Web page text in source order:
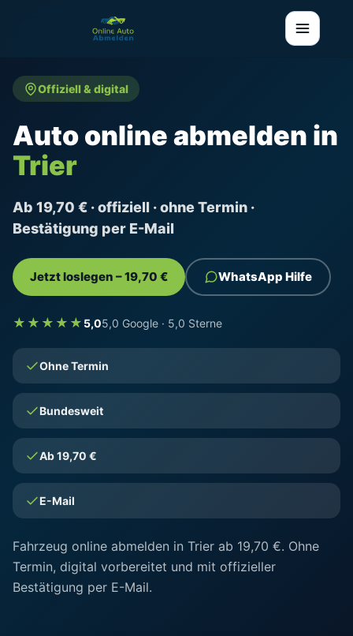
Offiziell & digital
Auto online abmelden in
Trier
Ab 19,70 € · offiziell · ohne Termin ·
Bestätigung per E-Mail
Jetzt loslegen – 19,70 € WhatsApp Hilfe
★★★★★ 5,05,0 Google · 5,0 Sterne
Ohne Termin
Bundesweit
Ab 19,70 €
E-Mail
Fahrzeug online abmelden in Trier ab 19,70 €. Ohne
Termin, digital vorbereitet und mit offizieller
Bestätigung per E-Mail.